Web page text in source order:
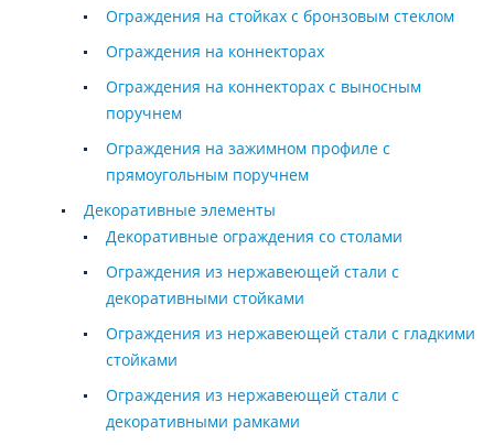
Ограждения на стойках с бронзовым стеклом
Ограждения на коннекторах
Ограждения на коннекторах с выносным
поручнем
Ограждения на зажимном профиле с
прямоугольным поручнем
Декоративные элементы
Декоративные ограждения со столами
Ограждения из нержавеющей стали с
декоративными стойками
Ограждения из нержавеющей стали с гладкими
стойками
Ограждения из нержавеющей стали с
декоративными рамками